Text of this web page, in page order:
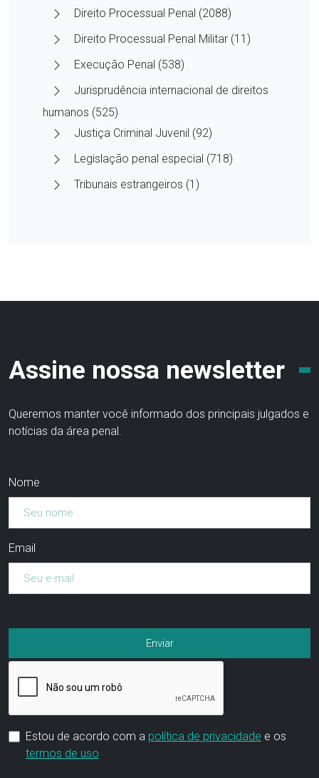
Direito Processual Penal (2088)
Direito Processual Penal Militar (11)
Execução Penal (538)
Jurisprudência internacional de direitos
humanos (525)
Justiça Criminal Juvenil (92)
Legislação penal especial (718)
Tribunais estrangeiros (1)
Assine nossa newsletter
Queremos manter você informado dos principais julgados e
notícias da área penal.
Nome
Email
Estou de acordo com a política de privacidade e os
termos de uso